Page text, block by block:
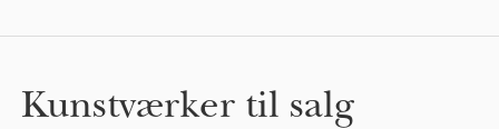
Kunstværker til salg